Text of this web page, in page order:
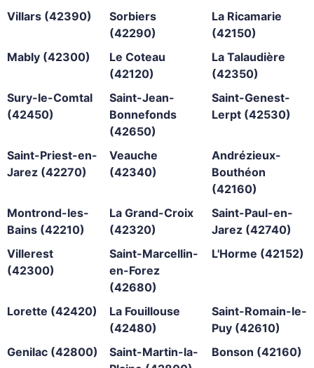
Villars (42390)
Sorbiers
(42290)
La Ricamarie
(42150)
Mably (42300)
Le Coteau
(42120)
La Talaudière
(42350)
Sury-le-Comtal
(42450)
Saint-Jean-
Bonnefonds
(42650)
Saint-Genest-
Lerpt (42530)
Saint-Priest-en-
Jarez (42270)
Veauche
(42340)
Andrézieux-
Bouthéon
(42160)
Montrond-les-
Bains (42210)
La Grand-Croix
(42320)
Saint-Paul-en-
Jarez (42740)
Villerest
(42300)
Saint-Marcellin-
en-Forez
(42680)
L'Horme (42152)
Lorette (42420)
La Fouillouse
(42480)
Saint-Romain-le-
Puy (42610)
Genilac (42800)
Saint-Martin-la-
Bonson (42160)